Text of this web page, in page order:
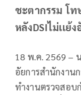
ชะตากรรม โท
หลังDSIไม่เเย้
18 พ.ค. 2569 –
อัยการสำนักงา
ทำงานตรวจสอบ